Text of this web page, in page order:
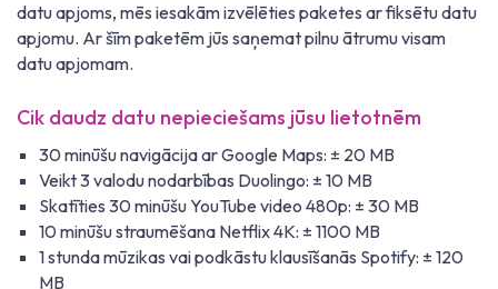
datu apjoms, mēs iesakām izvēlēties paketes ar fiksētu datu
apjomu. Ar šīm paketēm jūs saņemat pilnu ātrumu visam
datu apjomam.
Cik daudz datu nepieciešams jūsu lietotnēm
30 minūšu navigācija ar Google Maps: ± 20 MB
Veikt 3 valodu nodarbības Duolingo: ± 10 MB
Skatīties 30 minūšu YouTube video 480p: ± 30 MB
10 minūšu straumēšana Netflix 4K: ± 1100 MB
1 stunda mūzikas vai podkāstu klausīšanās Spotify: ± 120
MB